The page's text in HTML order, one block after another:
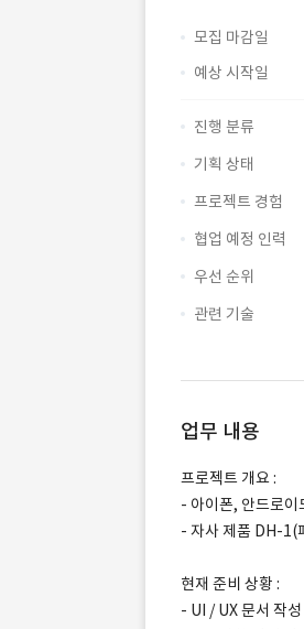
모집 마감일
예상 시작일
진행 분류
기획 상태
프로젝트 경험
협업 예정 인력
우선 순위
관련 기술
업무 내용
프로젝트 개요 :
- 아이폰, 안드로이
- 자사 제품 DH-1(
현재 준비 상황 :
- UI / UX 문서 작